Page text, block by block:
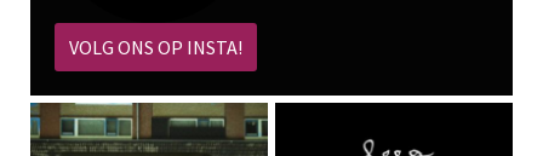
VOLG ONS OP INSTA!